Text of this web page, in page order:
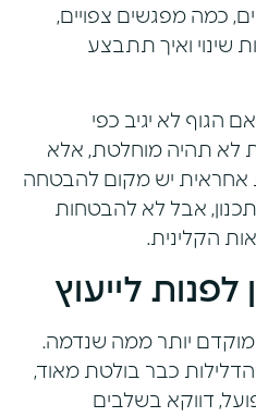
כמה מפגשים צפויים,
שינוי ואיך תתבצע
הגוף לא יגיב כפי
לא תהיה מוחלטת, אלא
אחראית יש מקום להבטחה
אבל לא להבטחות
הקלינית.
לפנות לייעוץ
מוקדם יותר ממה שנדמה.
כבר בולטת מאוד,
דווקא בשלבים